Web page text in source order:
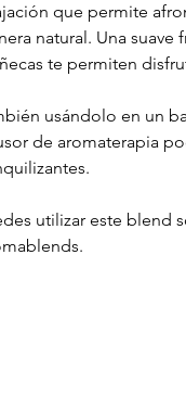
que permite
natural. Una suave
te permiten
usándolo en un
de aromaterapia
utilizar este blend